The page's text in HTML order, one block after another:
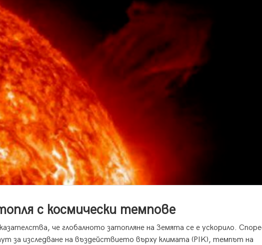
с космически темпове
че глобалното затопляне на Земята се е ускорило.
за изследване на въздействието върху климата (PIK), темпът на